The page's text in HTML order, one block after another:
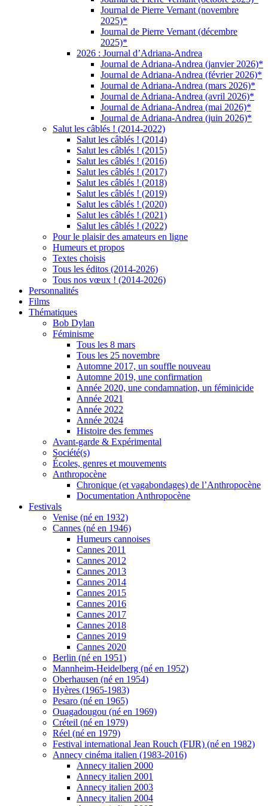
Journal de Pierre Vernant (novembre
2025)*
Journal de Pierre Vernant (décembre
2025)*
2026 : Journal d’Adriana-Andrea
Journal de Adriana-Andrea (janvier 2026)*
Journal de Adriana-Andrea (février 2026)*
Journal de Adriana-Andrea (mars 2026)*
Journal de Adriana-Andrea (avril 2026)*
Journal de Adriana-Andrea (mai 2026)*
Journal de Adriana-Andrea (juin 2026)*
Salut les câblés ! (2014-2022)
Salut les câblés ! (2014)
Salut les câblés ! (2015)
Salut les câblés ! (2016)
Salut les câblés ! (2017)
Salut les câblés ! (2018)
Salut les câblés ! (2019)
Salut les câblés ! (2020)
Salut les câblés ! (2021)
Salut les câblés ! (2022)
Pour le plaisir des amateurs en ligne
Humeurs et propos
Textes choisis
Tous les éditos (2014-2026)
Tous nos vœux ! (2014-2026)
Personnalités
Films
Thématiques
Bob Dylan
Féminisme
Tous les 8 mars
Tous les 25 novembre
Automne 2017, un souffle nouveau
Automne 2019, une confirmation
Année 2020, une condamnation, un féminicide
Année 2021
Année 2022
Année 2024
Histoire des femmes
Avant-garde & Expérimental
Société(s)
Écoles, genres et mouvements
Anthropocène
Chronique (et vagabondages) de l’Anthropocène
Documentation Anthropocène
Festivals
Venise (né en 1932)
Cannes (né en 1946)
Humeurs cannoises
Cannes 2011
Cannes 2012
Cannes 2013
Cannes 2014
Cannes 2015
Cannes 2016
Cannes 2017
Cannes 2018
Cannes 2019
Cannes 2020
Berlin (né en 1951)
Mannheim-Heidelberg (né en 1952)
Oberhausen (né en 1954)
Hyères (1965-1983)
Pesaro (né en 1965)
Ouagadougou (né en 1969)
Créteil (né en 1979)
Réel (né en 1979)
Festival international Jean Rouch (FIJR) (né en 1982)
Annecy cinéma italien (1983-2016)
Annecy italien 2000
Annecy italien 2001
Annecy italien 2003
Annecy italien 2004